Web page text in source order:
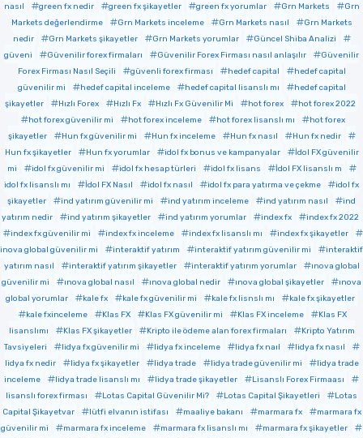
nasıl
green fx nedir green fx şikayetler green fx yorumlar Grn Markets
Grn
Markets değerlendirme
Grn Markets inceleme Grn Markets nasıl
Grn Markets
nedir
Grn Markets şikayetler Grn Markets yorumlar
Güncel Shiba Analizi
güveni
Güvenilir forex firmaları Güvenilir Forex Firması nasıl anlaşılır
Güvenilir
Forex Firması Nasıl Seçili
güvenli forex firması hedef capital
hedef capital
güvenilir mi
hedef capital inceleme hedef capital lisanslı mı
hedef capital
şikayetler
Hızlı Forex Hızlı Fx Hızlı Fx Güvenilir Mi hot forex
hot forex 2022
hot forex güvenilir mi
hot forex inceleme hot forex lisanslı mı
hot forex
şikayetler
Hun fx güvenilir mi Hun fx inceleme Hun fx nasıl
Hun fx nedir
Hun fx şikayetler
Hun fx yorumlar idol fx bonus ve kampanyalar
İdol FX güvenilir
mi
idol fx güvenilir mi idol fx hesap türleri idol fx lisans
İdol FX lisanslı m
idol fx lisanslı mı
İdol FX Nasıl idol fx nasıl idol fx para yatırma ve çekme
idol fx
şikayetler
ind yatırım güvenilir mi ind yatırım inceleme ind yatırım nasıl
ind
yatırım nedir
ind yatırım şikayetler ind yatırım yorumlar index fx
index fx 2022
index fx güvenilir mi
index fx inceleme index fx lisanslı mı
index fx şikayetler
inova global güvenilir mi
interaktif yatırım interaktif yatırım güvenilir mi
interaktif
yatırım nasıl
interaktif yatırım şikayetler interaktif yatırım yorumlar
ınova global
güvenilir mi
ınova global nasıl ınova global nedir ınova global şikayetler
ınova
global yorumlar
kale fx kale fx güvenilir mi kale fx lisnslı mı
kale fx şikayetler
kale fxinceleme
Klas FX Klas FX güvenilir mi Klas FX inceleme
Klas FX
lisanslımı
Klas FX şikayetler Kripto ile ödeme alan forex firmaları
Kripto Yatırım
Tavsiyeleri
lidya fx güvenilir mi lidya fx inceleme lidya fx naıl
lidya fx nasıl
lidya fx nedir
lidya fx şikayetler lidya trade lidya trade güvenilir mi
lidya trade
inceleme
lidya trade lisanslı mı lidya trade şikayetler
Lisanslı Forex Firmaası
lisanslı forex firması
Lotas Capital Güvenilir Mi? Lotas Capital Şikayetleri
Lotas
Capital Şikayetvar
lütfi elvanın istifası maaliye bakanı marmara fx
marmara fx
güvenilir mi
marmara fx inceleme marmara fx lisanslı mı
marmara fx şikayetler